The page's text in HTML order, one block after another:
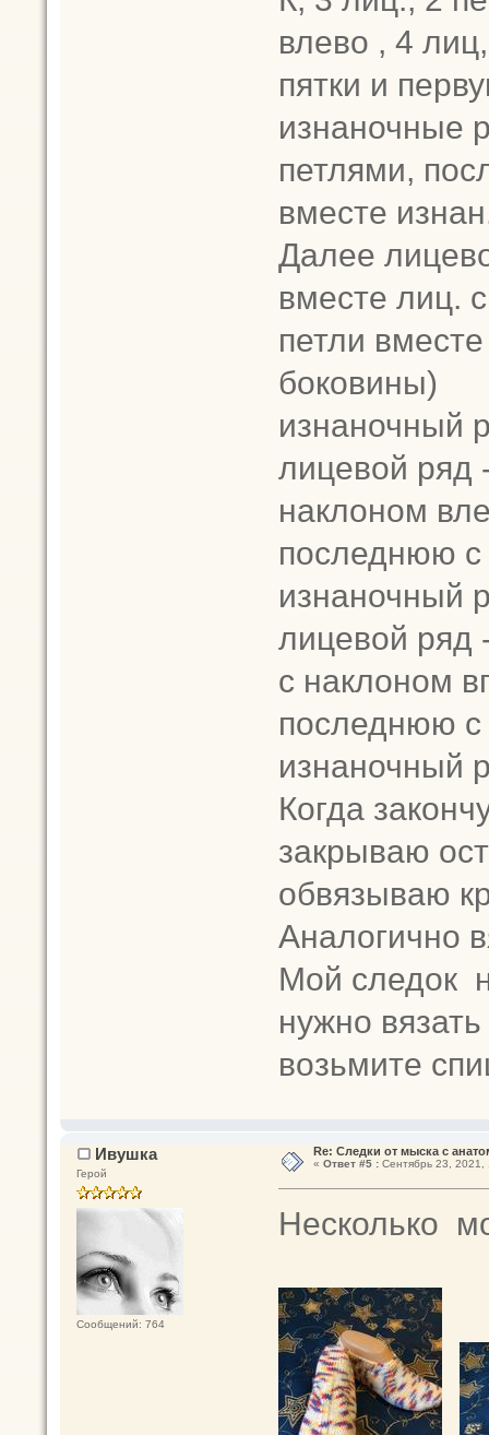
влево , 4
пятки и
изнаночные
петлями,
вместе
Далее
вместе лиц.
петли
боковины)
изнаночный
лицевой ряд
наклоном
последнюю с
изнаночный
лицевой ряд
с наклоном
последнюю с
изнаночный
Когда
закрываю
обвязываю
Аналогично
Мой следок
нужно
возьмите
Ивушка
Герой
Сообщений: 764
Re: Следки от мыска с
« Ответ #5 :Сентябрь 23, 2021,
Несколько